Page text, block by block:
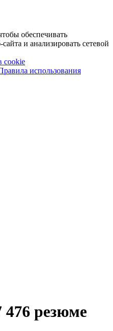
обеспечивать
и анализировать сетевой
cookie
использования
476 резюме